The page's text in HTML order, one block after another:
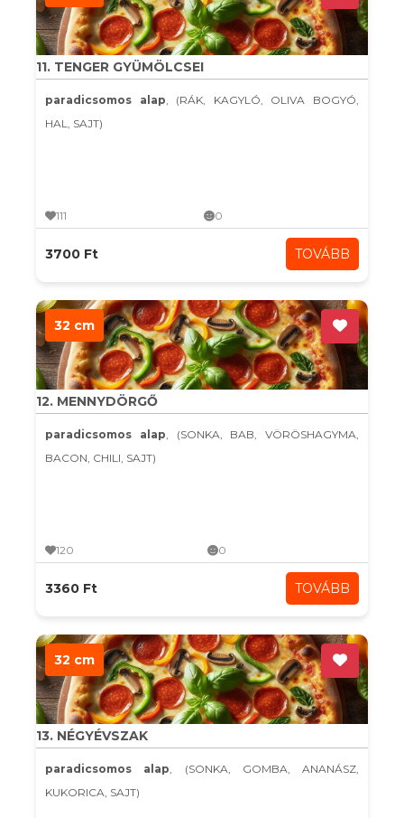
11. TENGER GYÜMÖLCSEI
paradicsomos alap, (RÁK, KAGYLÓ, OLIVA BOGYÓ,
HAL, SAJT)
111 0
3700 Ft TOVÁBB
32 cm
12. MENNYDÖRGŐ
paradicsomos alap, (SONKA, BAB, VÖRÖSHAGYMA,
BACON, CHILI, SAJT)
120 0
3360 Ft TOVÁBB
32 cm
13. NÉGYÉVSZAK
paradicsomos alap, (SONKA, GOMBA, ANANÁSZ,
KUKORICA, SAJT)